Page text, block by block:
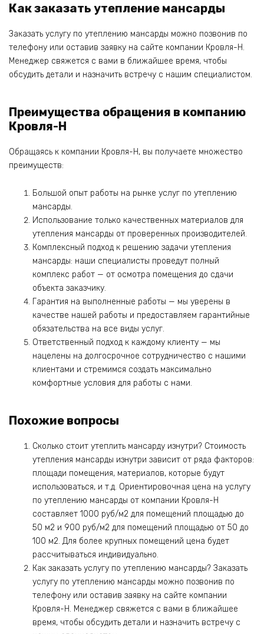
Как заказать утепление мансарды
Заказать услугу по утеплению мансарды можно позвонив по
телефону или оставив заявку на сайте компании Кровля-Н.
Менеджер свяжется с вами в ближайшее время, чтобы
обсудить детали и назначить встречу с нашим специалистом.
Преимущества обращения в компанию
Кровля-Н
Обращаясь к компании Кровля-Н, вы получаете множество
преимуществ:
Большой опыт работы на рынке услуг по утеплению
мансарды.
Использование только качественных материалов для
утепления мансарды от проверенных производителей.
Комплексный подход к решению задачи утепления
мансарды: наши специалисты проведут полный
комплекс работ — от осмотра помещения до сдачи
объекта заказчику.
Гарантия на выполненные работы — мы уверены в
качестве нашей работы и предоставляем гарантийные
обязательства на все виды услуг.
Ответственный подход к каждому клиенту — мы
нацелены на долгосрочное сотрудничество с нашими
клиентами и стремимся создать максимально
комфортные условия для работы с нами.
Похожие вопросы
Сколько стоит утеплить мансарду изнутри? Стоимость
утепления мансарды изнутри зависит от ряда факторов:
площади помещения, материалов, которые будут
использоваться, и т.д. Ориентировочная цена на услугу
по утеплению мансарды от компании Кровля-Н
составляет 1000 руб/м2 для помещений площадью до
50 м2 и 900 руб/м2 для помещений площадью от 50 до
100 м2. Для более крупных помещений цена будет
рассчитываться индивидуально.
Как заказать услугу по утеплению мансарды? Заказать
услугу по утеплению мансарды можно позвонив по
телефону или оставив заявку на сайте компании
Кровля-Н. Менеджер свяжется с вами в ближайшее
время, чтобы обсудить детали и назначить встречу с